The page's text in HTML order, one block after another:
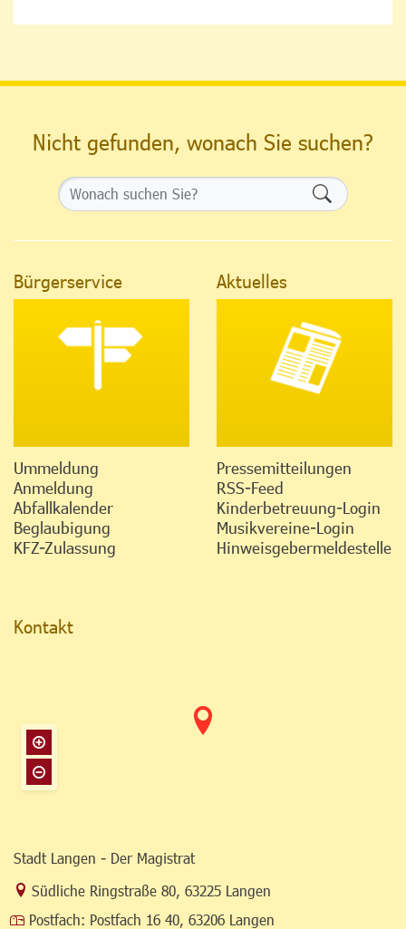
Nicht gefunden, wonach Sie suchen?
Bürgerservice
Ummeldung
Anmeldung
Abfallkalender
Beglaubigung
KFZ-Zulassung
Aktuelles
Pressemitteilungen
RSS-Feed
Kinderbetreuung-Login
Musikvereine-Login
Hinweisgebermeldestelle
Kontakt
Stadt Langen - Der Magistrat
Link zur Google-Maps Navigation
Südliche Ringstraße 80, 63225 Langen
Postfach: Postfach 16 40, 63206 Langen